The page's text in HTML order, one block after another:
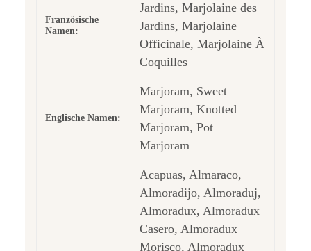
Französische
Namen:
Jardins, Marjolaine des
Jardins, Marjolaine
Officinale, Marjolaine À
Coquilles
Englische Namen:
Marjoram, Sweet
Marjoram, Knotted
Marjoram, Pot
Marjoram
Acapuas, Almaraco,
Almoradijo, Almoraduj,
Almoradux, Almoradux
Casero, Almoradux
Morisco, Almoradux